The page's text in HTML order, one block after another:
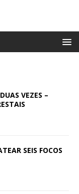
VEZES –
SEIS FOCOS